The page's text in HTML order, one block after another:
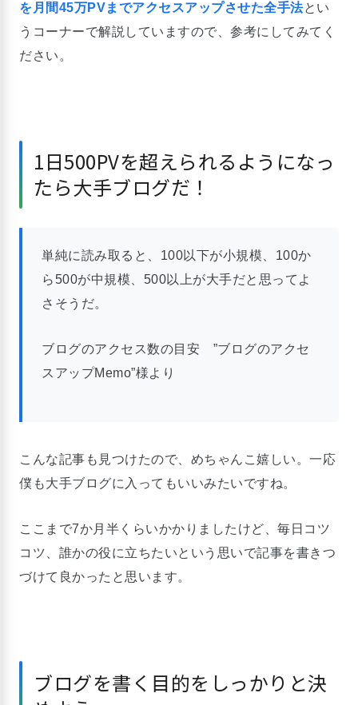
を月間45万PVまでアクセスアップさせた全手法とい
うコーナーで解説していますので、参考にしてみてく
ださい。
1日500PVを超えられるようになっ
たら大手ブログだ！
単純に読み取ると、100以下が小規模、100か
ら500が中規模、500以上が大手だと思ってよ
さそうだ。
ブログのアクセス数の目安 ”ブログのアクセ
スアップMemo”様より
こんな記事も見つけたので、めちゃんこ嬉しい。一応
僕も大手ブログに入ってもいいみたいですね。
ここまで7か月半くらいかかりましたけど、毎日コツ
コツ、誰かの役に立ちたいという思いで記事を書きつ
づけて良かったと思います。
ブログを書く目的をしっかりと決